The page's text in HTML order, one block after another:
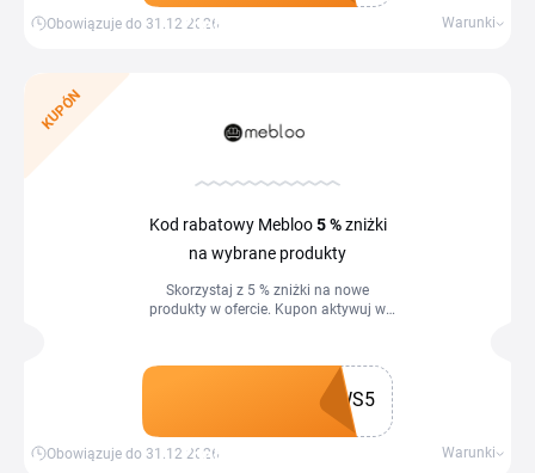
Zdobądź kupon
Obowiązuje do 31.12.2026 Warunki
KUPÓN
Kod rabatowy Mebloo5 %zniżki
na wybrane produkty
Skorzystaj z 5 % zniżki na nowe
produkty w ofercie. Kupon aktywuj w
Zdobądź kupon
WS5
Obowiązuje do 31.12.2026 Warunki